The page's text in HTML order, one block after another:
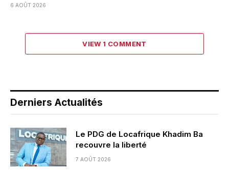
6 AOÛT 2026
VIEW 1 COMMENT
Derniers Actualités
Le PDG de Locafrique Khadim Ba
recouvre la liberté
7 AOÛT 2026